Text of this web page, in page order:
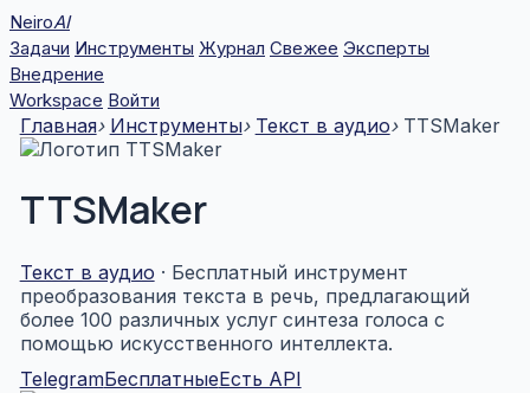
Перейти
к
содержимому
NeiroAI
Задачи Инструменты Журнал Свежее Эксперты
Внедрение
Workspace Войти
Главная› Инструменты› Текст в аудио› TTSMaker
TTSMaker
Текст в аудио · Бесплатный инструмент
преобразования текста в речь, предлагающий
более 100 различных услуг синтеза голоса с
помощью искусственного интеллекта.
TelegramБесплатныеЕсть API